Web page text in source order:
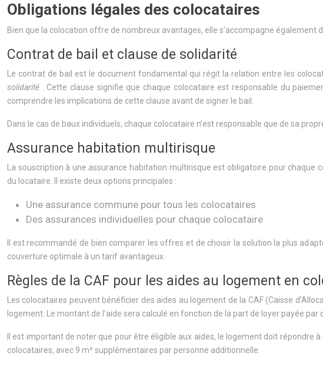
Obligations légales des colocataires
Bien que la colocation offre de nombreux avantages, elle s’accompagne
Contrat de bail et clause de solidarité
Le contrat de bail est le document fondamental qui régit la relation entre les
solidarité
. Cette clause signifie que chaque colocataire est responsable du
comprendre les implications de cette clause avant de signer le bail.
Dans le cas de baux individuels, chaque colocataire n’est responsable que de sa
Assurance habitation multirisque
La souscription à une assurance habitation multirisque est obligatoire pour
du locataire. Il existe deux options principales :
Une assurance commune pour tous les colocataires
Des assurances individuelles pour chaque colocataire
Il est recommandé de bien comparer les offres et de choisir la solution la plus
couverture optimale à un tarif avantageux.
Règles de la CAF pour les aides au logement en
Les colocataires peuvent bénéficier des aides au logement de la CAF (Caisse
logement. Le montant de l’aide sera calculé en fonction de la part de loyer payée
Il est important de noter que pour être éligible aux aides, le logement doit
colocataires, avec 9 m² supplémentaires par personne additionnelle.